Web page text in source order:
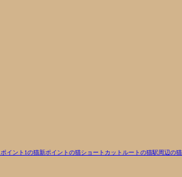
ポイント1の猫新ポイントの猫ショートカットルートの猫駅周辺の猫